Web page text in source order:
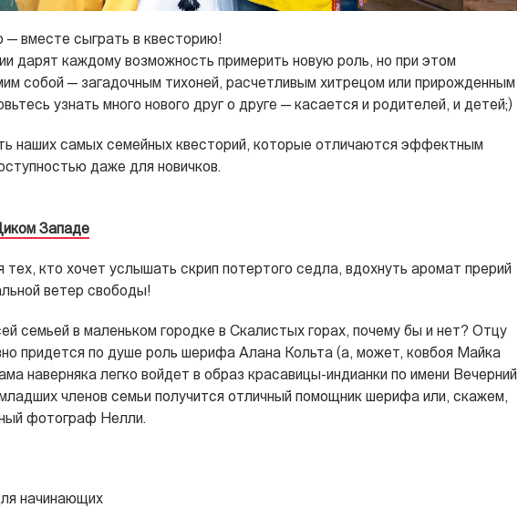
— вместе сыграть в квесторию!
дарят каждому возможность примерить новую роль, но при этом
собой — загадочным тихоней, расчетливым хитрецом или прирожденным
узнать много нового друг о друге — касается и родителей, и детей;)
наших самых семейных квесторий, которые отличаются эффектным
даже для новичков.
Западе
кто хочет услышать скрип потертого седла, вдохнуть аромат прерий
ветер свободы!
семьей в маленьком городке в Скалистых горах, почему бы и нет? Отцу
придется по душе роль шерифа Алана Кольта (а, может, ковбоя Майка
наверняка легко войдет в образ красавицы-индианки по имени Вечерний
членов семьи получится отличный помощник шерифа или, скажем,
фотограф Нелли.
начинающих